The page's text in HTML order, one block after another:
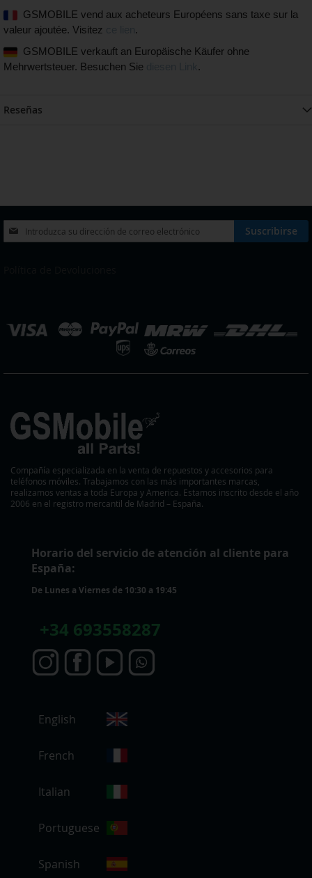
GSMOBILE vend aux acheteurs Européens sans taxe sur la
valeur ajoutée. Visitez
.
GSMOBILE verkauft an Europäische Käufer ohne
Mehrwertsteuer. Besuchen Sie
.
Reseñas
Inscríbase
a
Suscribirse
Compañía especializada en la venta de repuestos y accesorios para
teléfonos móviles. Trabajamos con las más importantes marcas,
realizamos ventas a toda Europa y America. Estamos inscrito desde el año
2006 en el registro mercantil de Madrid – España.
Horario del servicio de atención al cliente para
España:
De Lunes a Viernes de 10:30 a 19:45
+34 693558287
English
French
Italian
Portuguese
Spanish